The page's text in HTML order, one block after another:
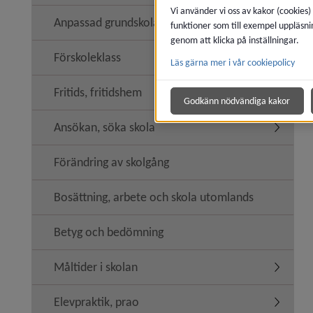
Anpassad grundskola
Förskoleklass
Fritids, fritidshem
Ansökan, söka skola
Förändring av skolgång
Bosättning, arbete och skola utomlands
Betyg och bedömning
Måltider i skolan
Elevpraktik, prao
Vi använder vi oss av kakor
funktioner som till exempel
genom att klicka på inställningar.
Läs gärna mer i vår cookiepolicy
Godkänn nödvändiga kakor